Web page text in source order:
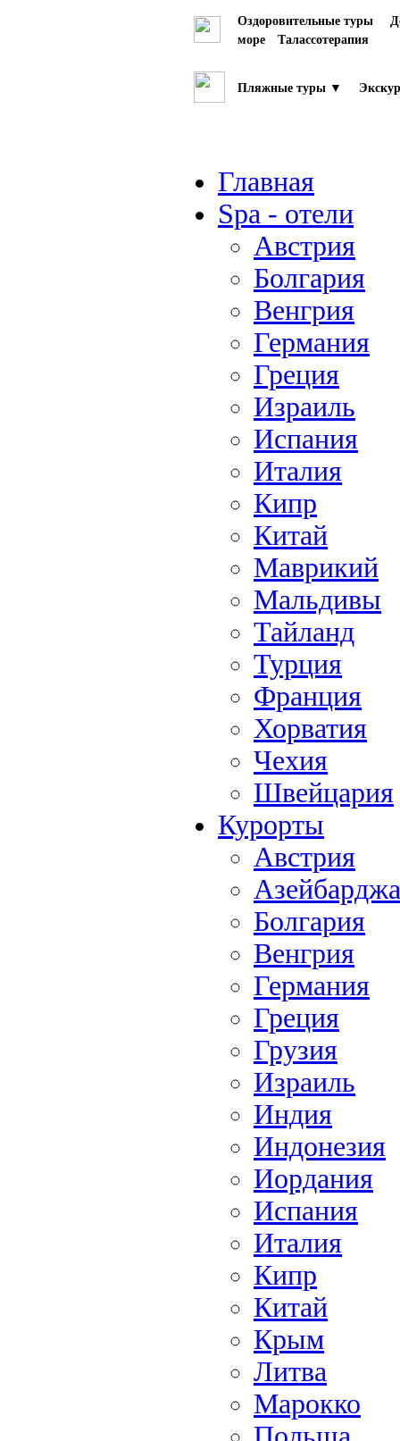
Оздоровительные туры
море
Талассотерапия
Пляжные туры ▼
Главная
Spa - отели
Австрия
Болгария
Венгрия
Германия
Греция
Израиль
Испания
Италия
Кипр
Китай
Маврикий
Мальдивы
Тайланд
Турция
Франция
Хорватия
Чехия
Швейцария
Курорты
Австрия
Болгария
Венгрия
Германия
Греция
Грузия
Израиль
Индия
Индонезия
Иордания
Испания
Италия
Кипр
Китай
Крым
Литва
Марокко